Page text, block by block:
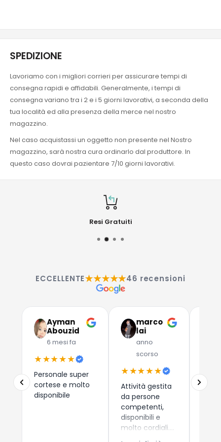
SPEDIZIONE
Lavoriamo con i migliori corrieri per assicurare tempi di
consegna rapidi e affidabili. Generalmente, i tempi di
consegna variano tra i 2 e i 5 giorni lavorativi, a seconda della
tua località ed alla presenza della merce nel nostro
magazzino.
Nel caso acquistassi un oggetto non presente nel Nostro
magazzino, sarà nostra cura ordinarlo dal produttore. In
questo caso dovrai pazientare 7/10 giorni lavorativi.
Resi Gratuiti
ECCELLENTE★★★★★46 recensioni
Ayman
Abouzid
6 mesi fa
★★★★★
Personale super
cortese e molto
disponibile
marco
lai
anno
scorso
★★★★★
Attività gestita
da persone
competenti,
disponibili e
molto cordiali.
Prezzi
Due
che